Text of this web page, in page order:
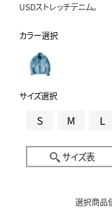
USDストレッチデニム。
カラー選択
サイズ選択
S M L
サイズ表
選択商品